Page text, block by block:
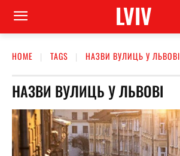
LVIV
HOME TAGS НАЗВИ ВУЛИЦЬ У ЛЬВОВІ
НАЗВИ ВУЛИЦЬ У ЛЬВОВІ